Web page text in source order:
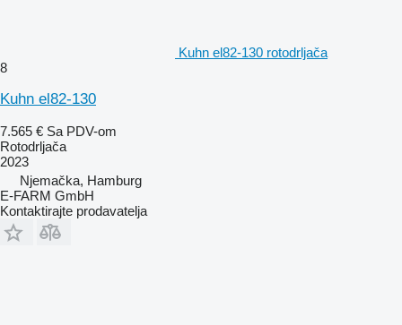
Kuhn el82-130 rotodrljača
8
Kuhn el82-130
7.565 € Sa PDV-om
Rotodrljača
2023
Njemačka, Hamburg
E-FARM GmbH
Kontaktirajte prodavatelja